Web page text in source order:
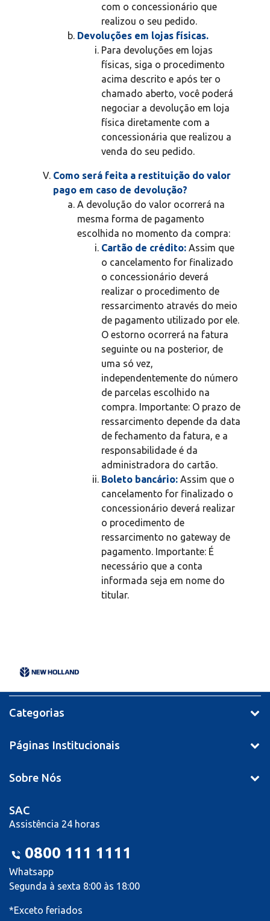
com o concessionário que
realizou o seu pedido.
Devoluções em lojas físicas.
Para devoluções em lojas
físicas, siga o procedimento
acima descrito e após ter o
chamado aberto, você poderá
negociar a devolução em loja
física diretamente com a
concessionária que realizou a
venda do seu pedido.
Como será feita a restituição do valor
pago em caso de devolução?
A devolução do valor ocorrerá na
mesma forma de pagamento
escolhida no momento da compra:
Cartão de crédito: Assim que
o cancelamento for finalizado
o concessionário deverá
realizar o procedimento de
ressarcimento através do meio
de pagamento utilizado por ele.
O estorno ocorrerá na fatura
seguinte ou na posterior, de
uma só vez,
independentemente do número
de parcelas escolhido na
compra. Importante: O prazo de
ressarcimento depende da data
de fechamento da fatura, e a
responsabilidade é da
administradora do cartão.
Boleto bancário: Assim que o
cancelamento for finalizado o
concessionário deverá realizar
o procedimento de
ressarcimento no gateway de
pagamento. Importante: É
necessário que a conta
informada seja em nome do
titular.
Categorias
Páginas Institucionais
Sobre Nós
SAC
Assistência 24 horas
0800 111 1111
Whatsapp
Segunda à sexta 8:00 às 18:00
*Exceto feriados